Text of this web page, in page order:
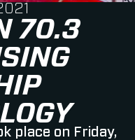
70.3
place on Friday,
ON